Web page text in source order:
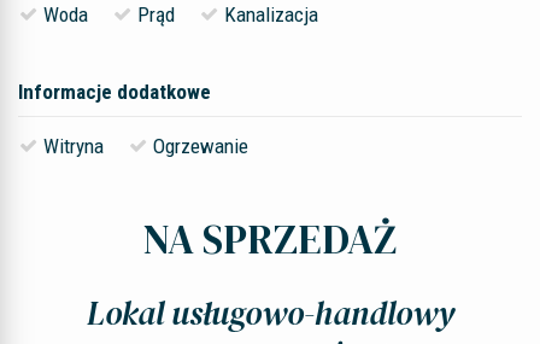
Woda Prąd Kanalizacja
Informacje dodatkowe
Witryna Ogrzewanie
NA SPRZEDAŻ
Lokal usługowo-handlowy